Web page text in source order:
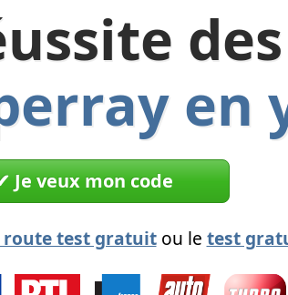
en
Je veux mon code
route test gratuitou le test